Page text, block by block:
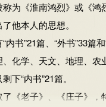
《淮南鸿烈》或《鸿
他本人的思想。
书”21篇、“外书”33篇
化学、天文、地理、
下“内书”21篇。
老子》、《庄子》，